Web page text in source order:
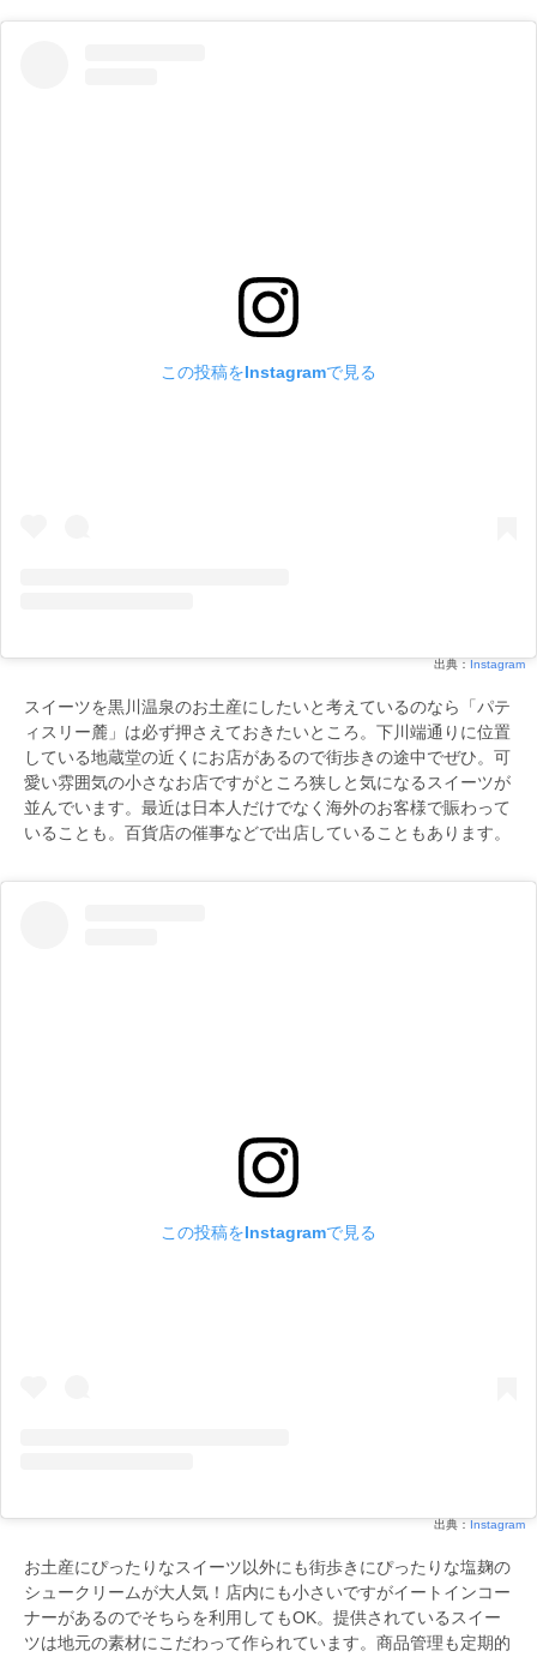
この投稿をInstagramで見る
出典： Instagram
スイーツを黒川温泉のお土産にしたいと考えているのなら「パテ
ィスリー麓」は必ず押さえておきたいところ。下川端通りに位置
している地蔵堂の近くにお店があるので街歩きの途中でぜひ。可
愛い雰囲気の小さなお店ですがところ狭しと気になるスイーツが
並んでいます。最近は日本人だけでなく海外のお客様で賑わって
いることも。百貨店の催事などで出店していることもあります。
この投稿をInstagramで見る
出典： Instagram
お土産にぴったりなスイーツ以外にも街歩きにぴったりな塩麹の
シュークリームが大人気！店内にも小さいですがイートインコー
ナーがあるのでそちらを利用してもOK。提供されているスイー
ツは地元の素材にこだわって作られています。商品管理も定期的